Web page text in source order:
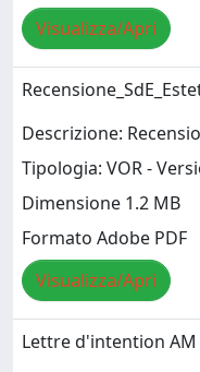
Visualizza/Apri
Descrizione:
Tipologia: VOR -
Dimensione 1.2 MB
Formato Adobe PDF
Visualizza/Apri
Lettre d'intention